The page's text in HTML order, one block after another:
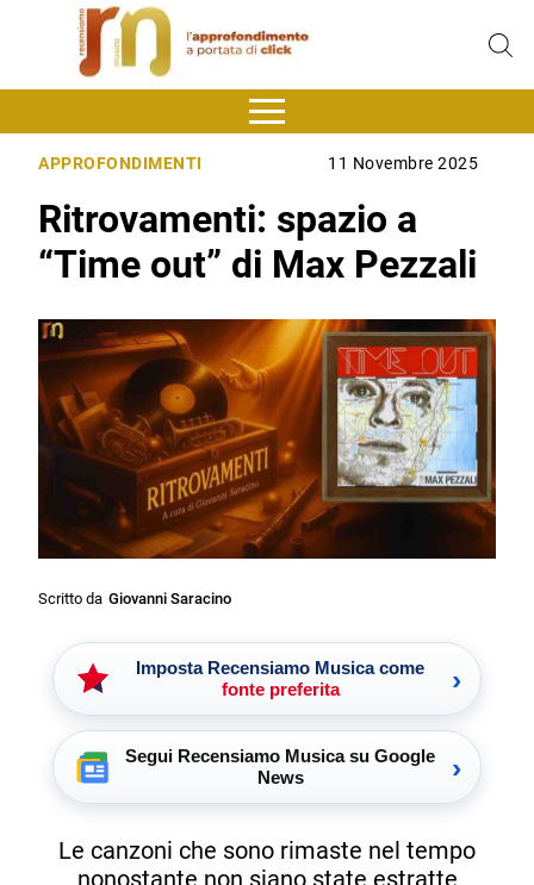
APPROFONDIMENTI 11 Novembre 2025
Ritrovamenti: spazio a
“Time out” di Max Pezzali
Scritto da Giovanni Saracino
Imposta Recensiamo Musica come
fonte preferita
›
Segui Recensiamo Musica su Google
News
›
Le canzoni che sono rimaste nel tempo
nonostante non siano state estratte